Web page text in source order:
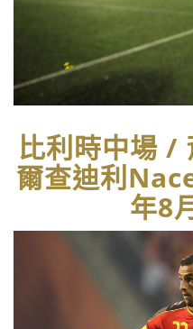
比利時中場 /
爾查迪利
年8